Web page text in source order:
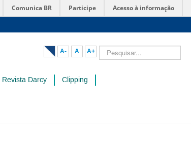
Comunica BR Participe Acesso à informação
A- A A+ Pesquisar...
Revista Darcy Clipping